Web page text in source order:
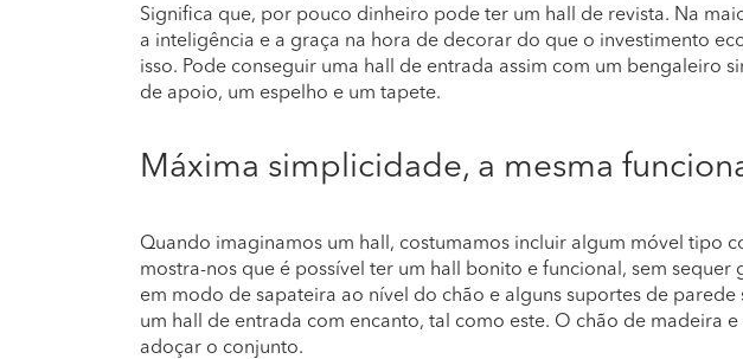
Significa que, por pouco dinheiro pode ter um hall de revista. Na
a inteligência e a graça na hora de decorar do que o investimento
isso. Pode conseguir uma hall de entrada assim com um bengaleiro
de apoio, um espelho e um tapete.
Máxima simplicidade, a mesma
Quando imaginamos um hall, costumamos incluir algum móvel tipo
mostra-nos que é possível ter um hall bonito e funcional, sem sequer
em modo de sapateira ao nível do chão e alguns suportes de parede
um hall de entrada com encanto, tal como este. O chão de madeira
adoçar o conjunto.